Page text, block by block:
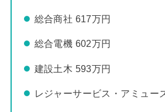
総合商社 617万円
総合電機 602万円
建設土木 593万円
レジャーサービス・アミュー